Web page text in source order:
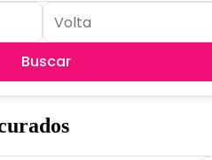
Buscar